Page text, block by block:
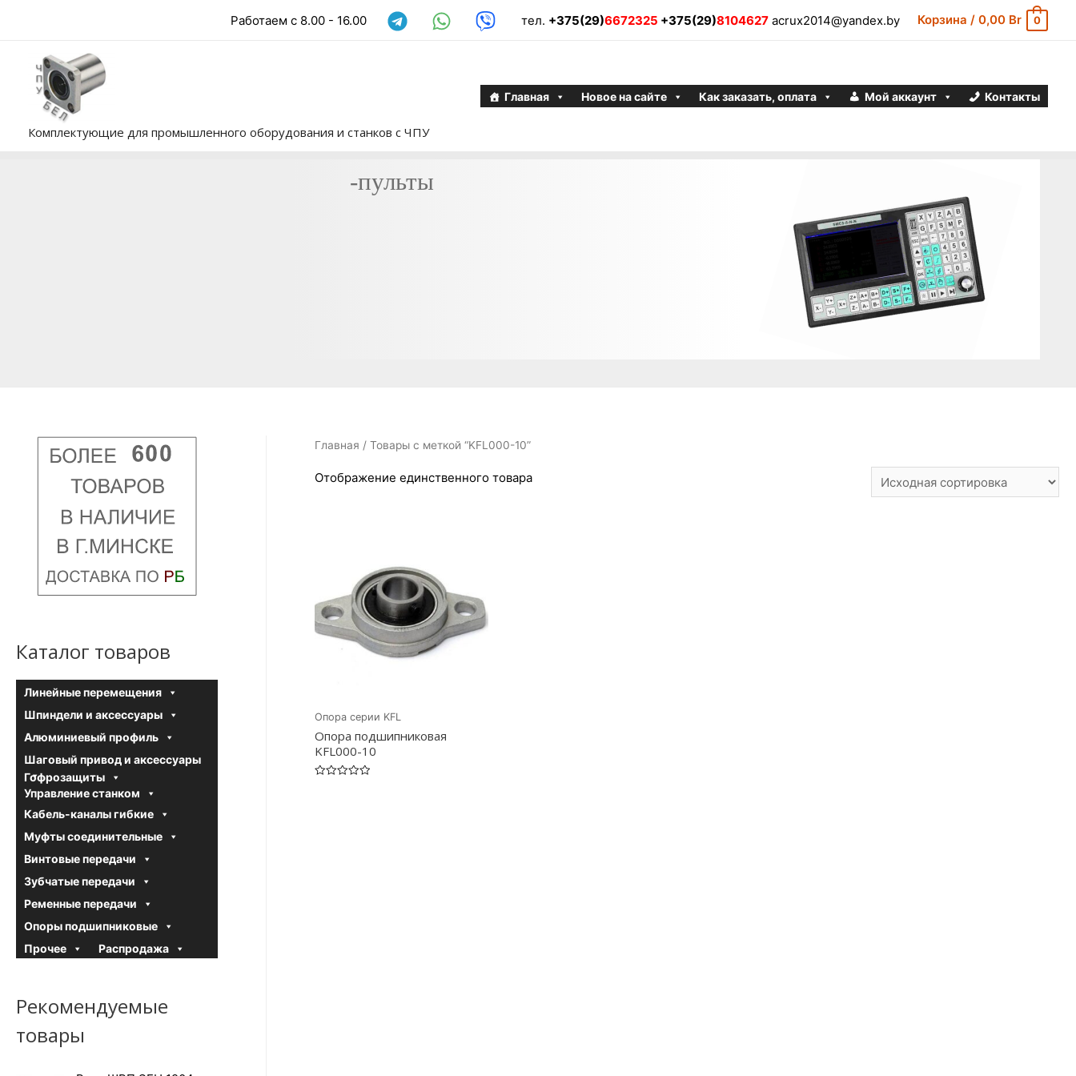
содержимому
Работаем с 8.00 - 16.00 тел. +375(29)6672325 +375(29)8104627 acrux2014@yandex.by Корзина / 0,00 Br 0
Комплектующие для промышленного оборудования и станков с ЧПУ
Главная Новое на сайте Как заказать, оплата Мой аккаунт Контакты
Каталог товаров
Линейные перемещения
Шпиндели и аксесcуары
Алюминиевый профиль
Шаговый привод и аксессуары
Гофрозащиты
Управление станком
Кабель-каналы гибкие
Муфты соединительные
Винтовые передачи
Зубчатые передачи
Ременные передачи
Опоры подшипниковые
Прочее
Распродажа
Рекомендуемые
товары
Главная / Товары с меткой “KFL000-10”
Отображение единственного товара
Опора серии KFL
Опора подшипниковая
KFL000-10